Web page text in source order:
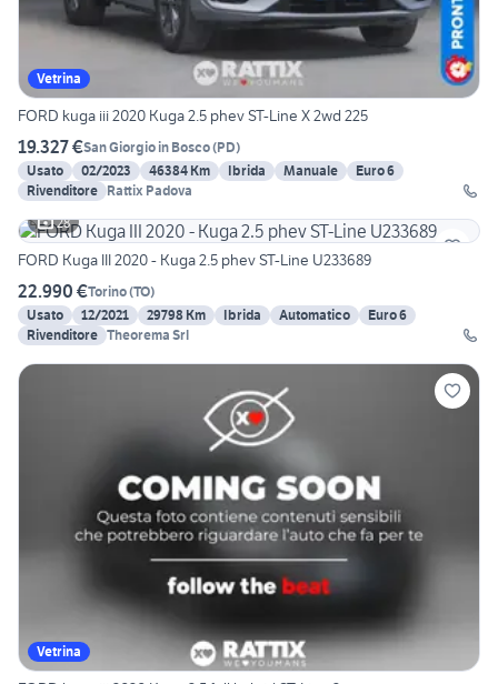
Vetrina
FORD kuga iii 2020 Kuga 2.5 phev ST-Line X 2wd 225
19.327 €San Giorgio in Bosco(PD)
Usato
02/2023 46384 Km Ibrida Manuale
Euro 6
Rivenditore Rattix Padova
28
FORD Kuga III 2020 - Kuga 2.5 phev ST-Line U233689
22.990 €Torino(TO)
Usato
12/2021 29798 Km Ibrida Automatico
Euro 6
Rivenditore Theorema Srl
Vetrina